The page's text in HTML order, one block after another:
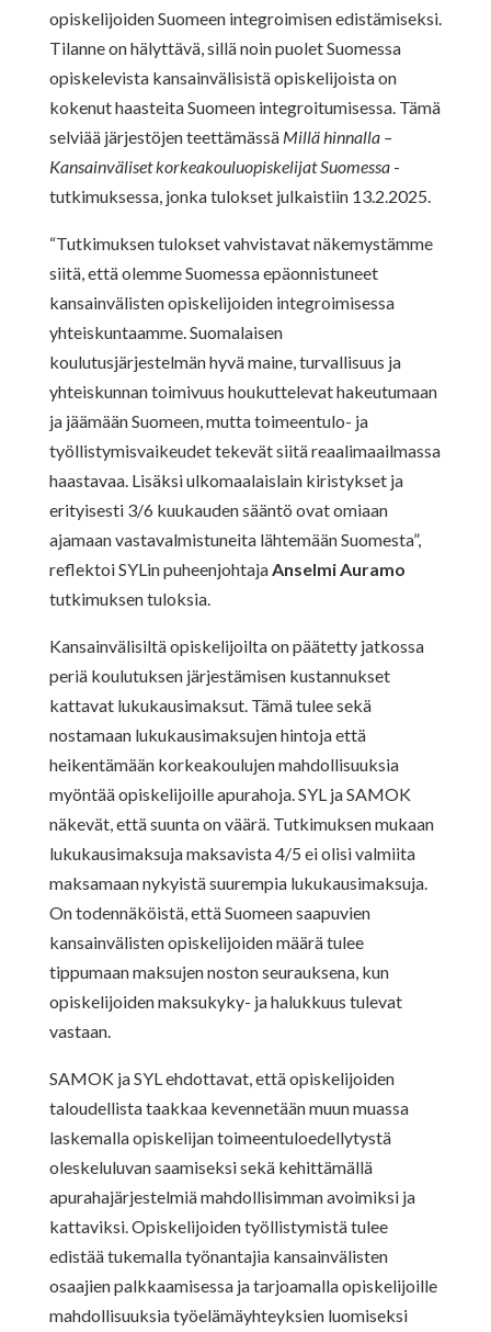
opiskelijoiden Suomeen integroimisen edistämiseksi.
Tilanne on hälyttävä, sillä noin puolet Suomessa
opiskelevista kansainvälisistä opiskelijoista on
kokenut haasteita Suomeen integroitumisessa. Tämä
selviää järjestöjen teettämässä Millä hinnalla –
Kansainväliset korkeakouluopiskelijat Suomessa-
tutkimuksessa, jonka tulokset julkaistiin 13.2.2025.
“Tutkimuksen tulokset vahvistavat näkemystämme
siitä, että olemme Suomessa epäonnistuneet
kansainvälisten opiskelijoiden integroimisessa
yhteiskuntaamme. Suomalaisen
koulutusjärjestelmän hyvä maine, turvallisuus ja
yhteiskunnan toimivuus houkuttelevat hakeutumaan
ja jäämään Suomeen, mutta toimeentulo- ja
työllistymisvaikeudet tekevät siitä reaalimaailmassa
haastavaa. Lisäksi ulkomaalaislain kiristykset ja
erityisesti 3/6 kuukauden sääntö ovat omiaan
ajamaan vastavalmistuneita lähtemään Suomesta”,
reflektoi SYLin puheenjohtajaAnselmi Auramo
tutkimuksen tuloksia.
Kansainvälisiltä opiskelijoilta on päätetty jatkossa
periä koulutuksen järjestämisen kustannukset
kattavat lukukausimaksut. Tämä tulee sekä
nostamaan lukukausimaksujen hintoja että
heikentämään korkeakoulujen mahdollisuuksia
myöntää opiskelijoille apurahoja. SYL ja SAMOK
näkevät, että suunta on väärä. Tutkimuksen mukaan
lukukausimaksuja maksavista 4/5 ei olisi valmiita
maksamaan nykyistä suurempia lukukausimaksuja.
On todennäköistä, että Suomeen saapuvien
kansainvälisten opiskelijoiden määrä tulee
tippumaan maksujen noston seurauksena, kun
opiskelijoiden maksukyky- ja halukkuus tulevat
vastaan.
SAMOK ja SYL ehdottavat, että opiskelijoiden
taloudellista taakkaa kevennetään muun muassa
laskemalla opiskelijan toimeentuloedellytystä
oleskeluluvan saamiseksi sekä kehittämällä
apurahajärjestelmiä mahdollisimman avoimiksi ja
kattaviksi. Opiskelijoiden työllistymistä tulee
edistää tukemalla työnantajia kansainvälisten
osaajien palkkaamisessa ja tarjoamalla opiskelijoille
mahdollisuuksia työelämäyhteyksien luomiseksi